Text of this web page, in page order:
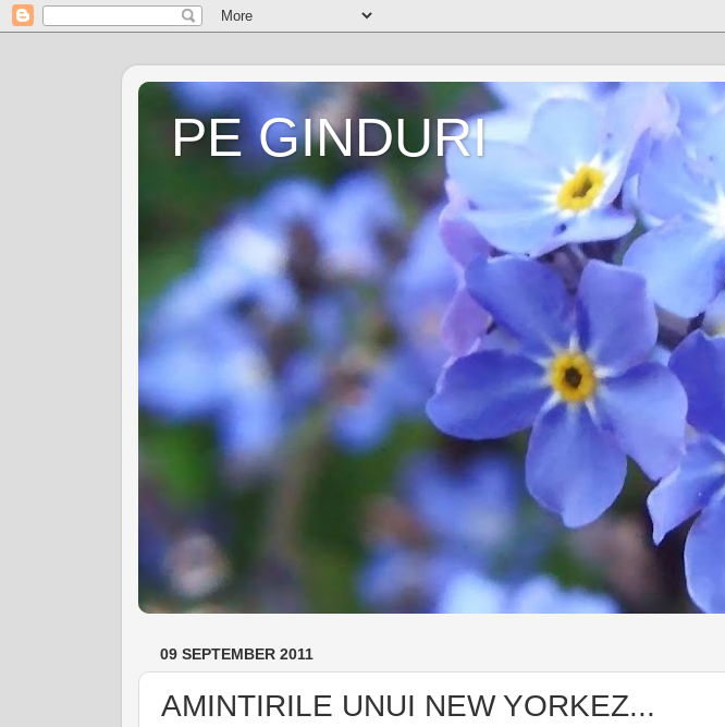
PE GINDURI
09 SEPTEMBER 2011
AMINTIRILE UNUI NEW YORKEZ...